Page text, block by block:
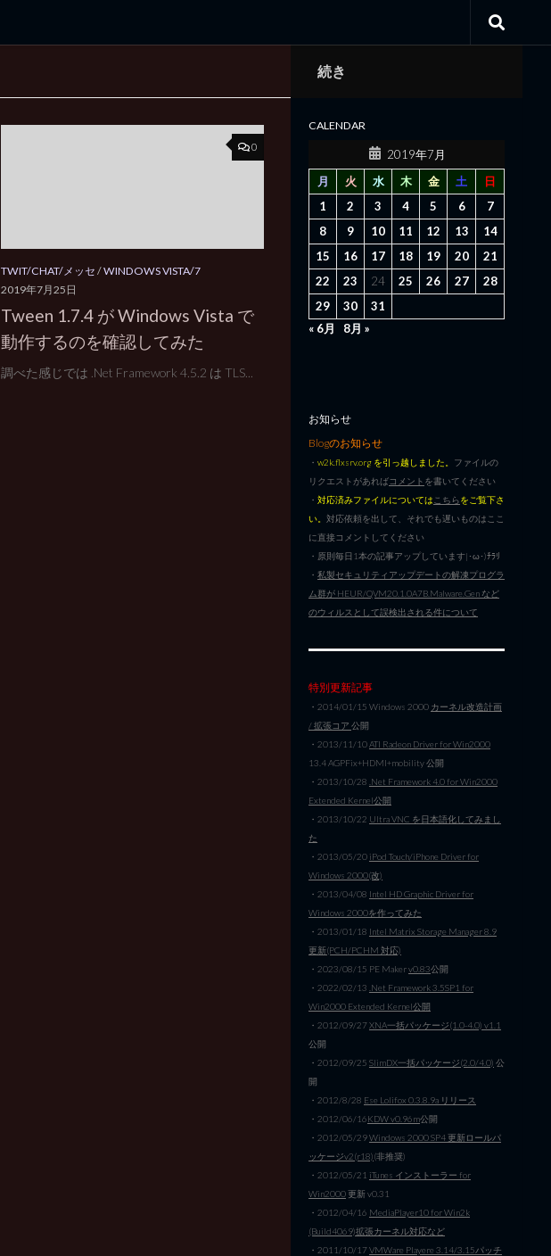
0
TWIT/CHAT/メッセ /WINDOWS VISTA/7
2019年7月25日
Tween 1.7.4 が Windows Vista で
動作するのを確認してみた
調べた感じでは .Net Framework 4.5.2 は TLS...
続き
CALENDAR
2019年7月
月
火 水 木 金 土
日
1
2 3 4 5 6
7
8
9 10 11 12 13
14
15
16 17 18 19 20
21
22
23 24 25 26 27
28
29
30
31
« 6月
8月 »
お知らせ
Blogのお知らせ
・ w2k.flxsrv.org を引っ越しました。 ファイルの
リクエストがあればコメント を書いてください
・ 対応済みファイルについては こちらをご覧下さ
い。 対応依頼を出して、それでも遅いものはここ
に直接コメントしてください
・原則毎日1本の記事アップしています|･ω･)ﾁﾗﾘ
・ 私製セキュリティアップデートの解凍プログラ
ム群が HEUR/QVM20.1.0A7B.Malware.Gen など
のウィルスとして誤検出される件について
特別更新記事
・2014/01/15 Windows 2000 カーネル改造計画
/ 拡張コア 公開
・2013/11/10ATI Radeon Driver for Win2000
13.4 AGPFix+HDMI+mobility 公開
・2013/10/28 .Net Framework 4.0 for Win2000
Extended Kernel公開
・2013/10/22 Ultra VNC を日本語化してみまし
た
・2013/05/20 iPod Touch/iPhone Driver for
Windows 2000(改)
・2013/04/08 Intel HD Graphic Driver for
Windows 2000を作ってみた
・2013/01/18 Intel Matrix Storage Manager 8.9
更新(PCH/PCHM 対応)
・2023/08/15 PE Makerv0.83公開
・2022/02/13 .Net Framework 3.5SP1 for
Win2000 Extended Kernel公開
・2012/09/27XNA一括パッケージ(1.0-4.0) v1.1
公開
・2012/09/25 SlimDX一括パッケージ(2.0/4.0) 公
開
・2012/8/28 Ese Lolifox 0.3.8.9a リリース
・2012/06/16KDW v0.96m公開
・2012/05/29Windows 2000 SP4 更新ロールパ
ッケージv2(r18)(非推奨)
・2012/05/21 iTunes インストーラー for
Win2000更新 v0.31
・2012/04/16 MediaPlayer10 for Win2k
(Build4069)拡張カーネル対応など
・2011/10/17VMWare Playere 3.14/3.15パッチ